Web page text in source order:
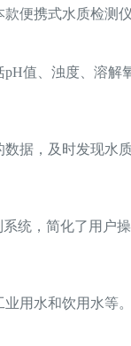
便携式水质检
值、浊度、溶
据，及时发现
统，简化了用
用水和饮用水等